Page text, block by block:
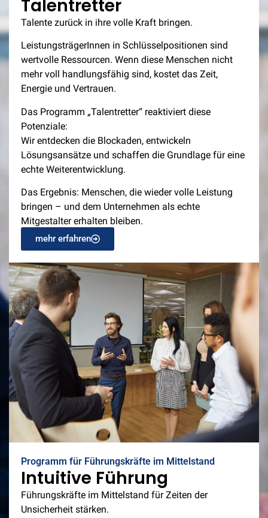
Talentretter
Talente zurück in ihre volle Kraft bringen.
LeistungsträgerInnen in Schlüsselpositionen sind
wertvolle Ressourcen. Wenn diese Menschen nicht
mehr voll handlungsfähig sind, kostet das Zeit,
Energie und Vertrauen.
Das Programm „Talentretter“ reaktiviert diese
Potenziale:
Wir entdecken die Blockaden, entwickeln
Lösungsansätze und schaffen die Grundlage für eine
echte Weiterentwicklung.
Das Ergebnis: Menschen, die wieder volle Leistung
bringen – und dem Unternehmen als echte
Mitgestalter erhalten bleiben.
mehr erfahren
Programm für Führungskräfte im Mittelstand
Intuitive Führung
Führungskräfte im Mittelstand für Zeiten der
Unsicherheit stärken.